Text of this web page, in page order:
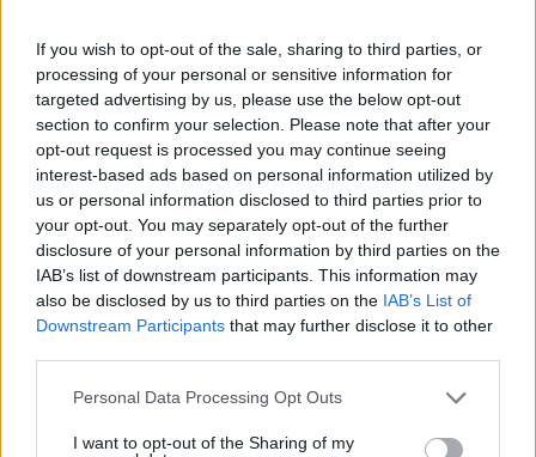
If you wish to opt-out of the sale, sharing to third parties, or
processing of your personal or sensitive information for
targeted advertising by us, please use the below opt-out
section to confirm your selection. Please note that after your
opt-out request is processed you may continue seeing
interest-based ads based on personal information utilized by
us or personal information disclosed to third parties prior to
your opt-out. You may separately opt-out of the further
disclosure of your personal information by third parties on the
IAB’s list of downstream participants. This information may
also be disclosed by us to third parties on the IAB’s List of
Downstream Participants that may further disclose it to other
Please note that this website/app uses one or more Google
not limited to your visit or usage behaviour. You may click to
Personal Data Processing Opt Outs
I want to opt-out of the Sharing of my
προσκείμενες στην ΚΟ της Νέας Αριστεράς.
Ειδικότερα, «δεν γνωρίζουμε σε τι
παρασκηνιακές διαβουλεύσεις αναφέρεται ή
επινοεί εκ των υστέρων ο κύριος Παππάς.
Ξέρουμε όμως ότι χρειάστηκε να περάσουν 24
και πλέον ώρες από την αποκάλυψη της
Κυριακής, αντιπαραθετικές διαρροές κι ένα
ακατάληπτο μήνυμα του κυρίου Κασσελακη,
για να καταλήξει τελικά ο ΣΥΡΙΖΑ να
Αριστεράς, συμπληρώνοντας πως «ξέρουμε
επίσης ότι η Νέα Αριστερά κατέθεσε δημόσια